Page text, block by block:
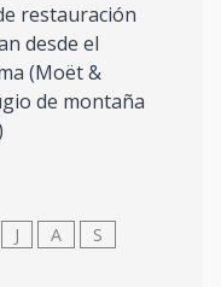
restauración
desde el
(Moët &
de montaña
J A
S